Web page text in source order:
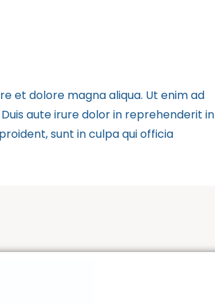
et dolore magna aliqua. Ut enim ad
aute irure dolor in reprehenderit in
sunt in culpa qui officia